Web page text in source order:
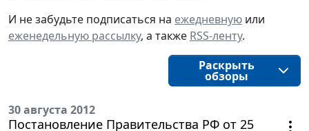
И не забудьте подписаться на ежедневную или
еженедельную рассылку, а также RSS-ленту.
Раскрыть
обзоры
30 августа 2012
Постановление Правительства РФ от 25